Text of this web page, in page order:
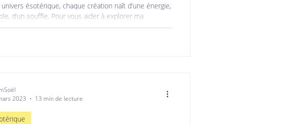
ésotérique, chaque création naît d’une énergie,
d’un souffle. Pour vous aider à explorer ma
mais surtout à mieux comprendre votre propre façon
2023
13 min de lecture